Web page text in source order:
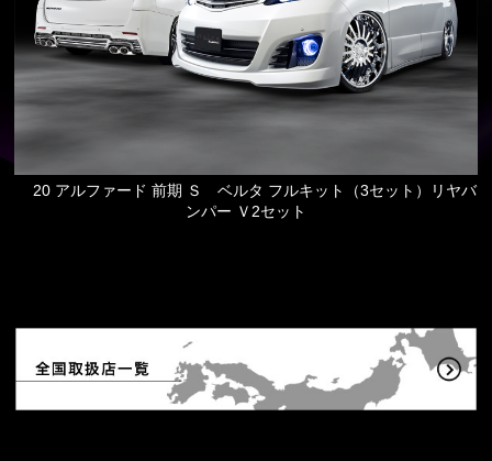
20 アルファード 前期 Ｓ ベルタ フルキット（3セット）リヤバ
ンパー Ｖ2セット